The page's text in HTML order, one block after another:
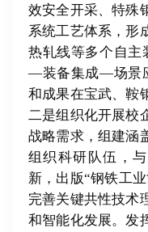
效安全开采、特殊
系统工艺体系，形
热轧线等多个自主
—装备集成—场景
和成果在宝武、鞍
二是组织化开展校
战略需求，组建涵
组织科研队伍，
新，出版“钢铁工
完善关键共性技术
和智能化发展。发